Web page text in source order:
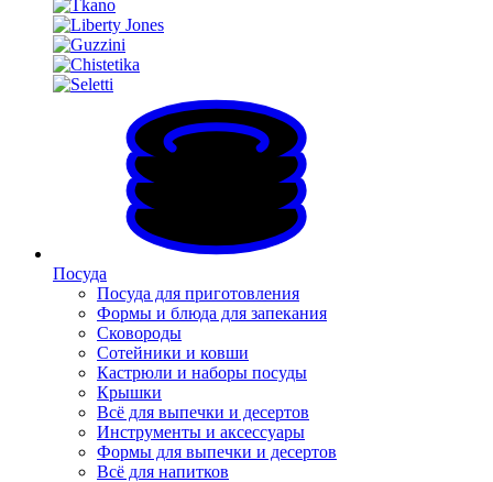
Посуда
Посуда для приготовления
Формы и блюда для запекания
Сковороды
Сотейники и ковши
Кастрюли и наборы посуды
Крышки
Всё для выпечки и десертов
Инструменты и аксессуары
Формы для выпечки и десертов
Всё для напитков